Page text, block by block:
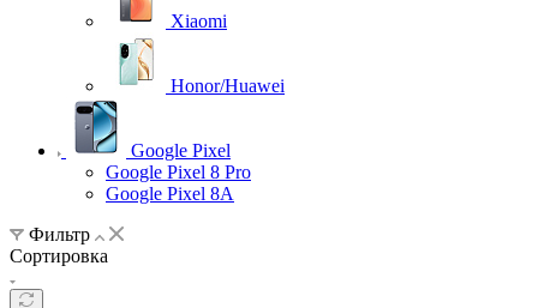
Xiaomi
Honor/Huawei
Google Pixel
Google Pixel 8 Pro
Google Pixel 8A
Фильтр
Сортировка